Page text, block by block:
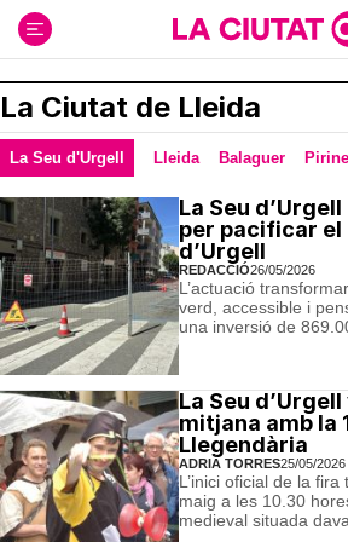
contenido
La Ciutat de Lleida
La Seu d'Urgell Lleida Balaguer
La Seu
per pacificar el
d’Urgell
REDACCIÓ26/05/2026
L’actuació
verd, accessible i
una inversió de
La Seu
mitjana amb la
Llegendària
ADRIÀ TORRES25/05/2026
L’inici oficial de la
maig a les 10.30
medieval situada